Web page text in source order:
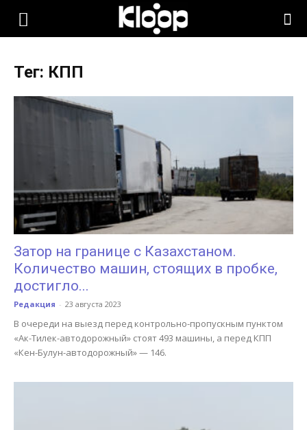
KLOOP.KG
Кыргызстана
Тег: КПП
Затор на границе с Казахстаном.
Количество машин, стоящих в пробке,
достигло...
Редакция - 23 августа 2023
В очереди на выезд перед контрольно-пропускным пунктом
«Ак-Тилек-автодорожный» стоят 493 машины, а перед КПП
«Кен-Булун-автодорожный» — 146.